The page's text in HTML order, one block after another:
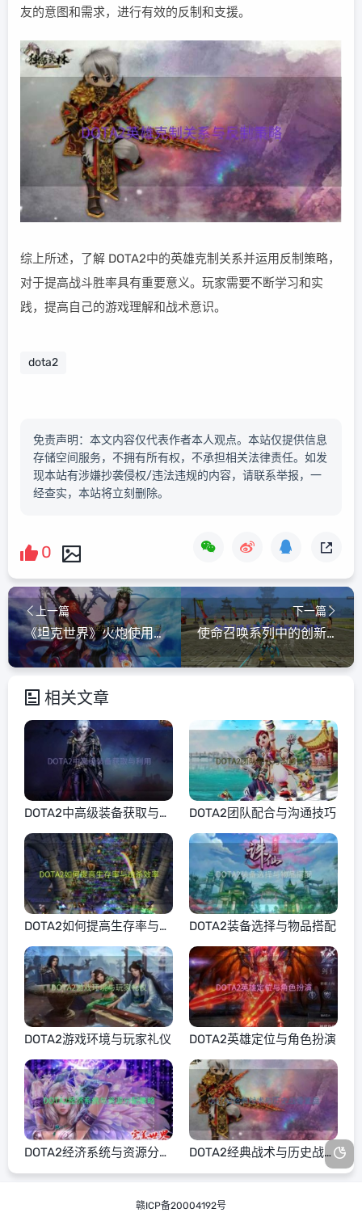
友的意图和需求，进行有效的反制和支援。
综上所述，了解 DOTA2中的英雄克制关系并运用反制策略，
对于提高战斗胜率具有重要意义。玩家需要不断学习和实
践，提高自己的游戏理解和战术意识。
dota2
免责声明：本文内容仅代表作者本人观点。本站仅提供信息
存储空间服务，不拥有所有权，不承担相关法律责任。如发
现本站有涉嫌抄袭侵权/违法违规的内容，请联系举报，一
经查实，本站将立刻删除。
0
上一篇
《坦克世界》火炮使用技巧：精准打击
下一篇
使命召唤系列中的创新游戏机制
相关文章
DOTA2中高级装备获取与利
用
DOTA2团队配合与沟通技巧
DOTA2如何提高生存率与击
杀效率
DOTA2装备选择与物品搭配
DOTA2游戏环境与玩家礼仪 DOTA2英雄定位与角色扮演
DOTA2经济系统与资源分配
策略
DOTA2经典战术与历史战役
复盘
赣ICP备20004192号